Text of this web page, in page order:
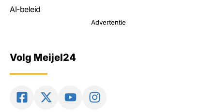
AI-beleid
Advertentie
Volg Meijel24